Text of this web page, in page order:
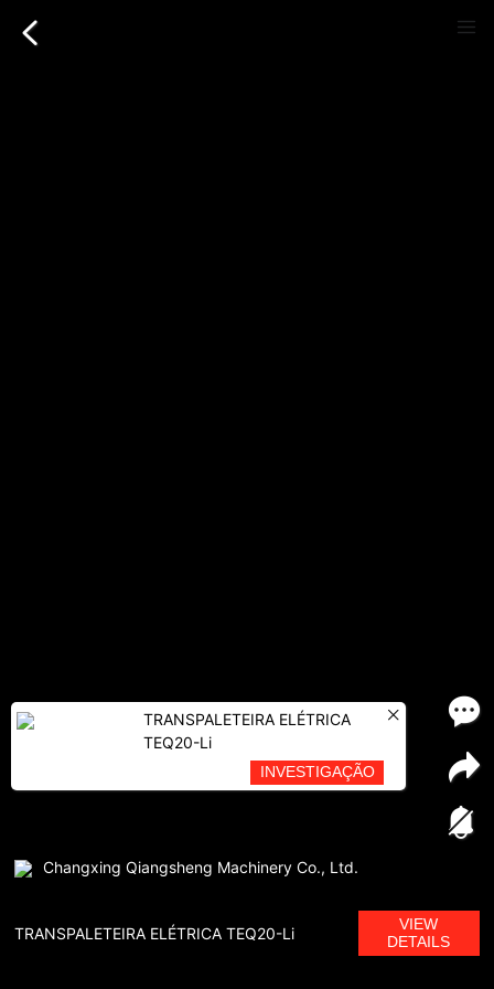
Changxing Qiangsheng Machinery Co., Ltd.
TRANSPALETEIRA ELÉTRICA TEQ20-Li
VIEW
DETAILS
TRANSPALETEIRA ELÉTRICA
TEQ20-Li
INVESTIGAÇÃO